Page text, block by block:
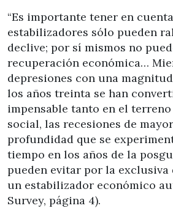
“Es importante tener en
estabilizadores sólo pueden
declive; por sí mismos no
recuperación económica…
depresiones con una
los años treinta se han
impensable tanto en el
social, las recesiones de
profundidad que se
tiempo en los años de la
pueden evitar por la exclusiva
un estabilizador económico
Survey, página 4).